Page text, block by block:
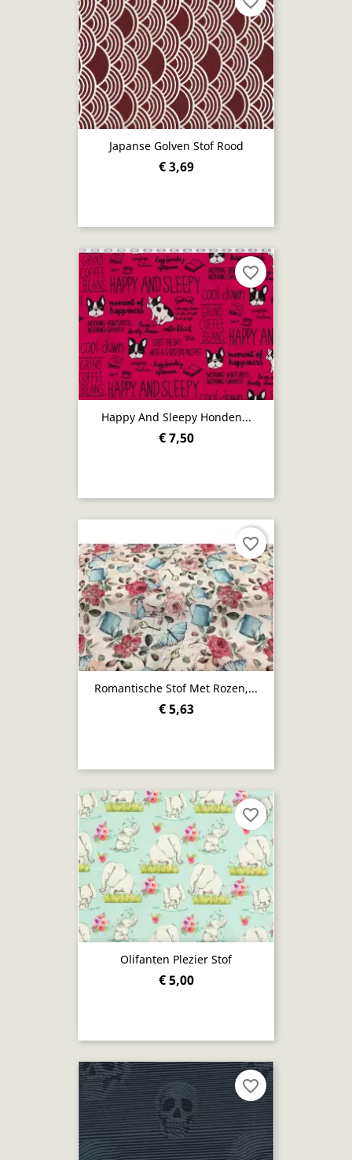
Japanse Golven Stof Rood
€ 3,69
Happy And Sleepy Honden...
€ 7,50
favorite_border
Romantische Stof Met Rozen,...
€ 5,63
favorite_border
Olifanten Plezier Stof
€ 5,00
favorite_border
favorite_border